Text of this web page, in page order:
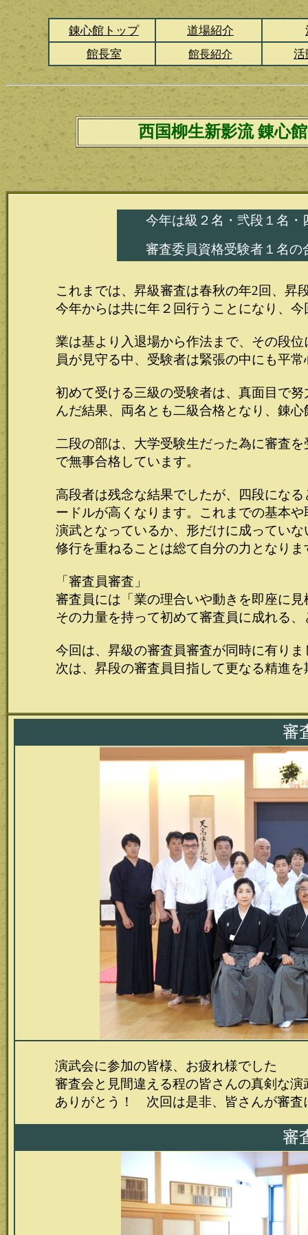
錬心館トップ 道場紹介
館長室
館長紹介 活
西国柳生新影流 錬心
今年は級２名・弐段１名
審査委員資格受験者１名
これまでは、昇級審査は春秋の年2回、昇
今年からは共に年２回行うことになり、
業は基より入退場から作法まで、その段
員が見守る中、受験者は緊張の中にも平
初めて受ける三級の受験者は、真面目で
んだ結果、両名とも二級合格となり、錬
二段の部は、大学受験生だった為に審査
で無事合格しています。
高段者は残念な結果でしたが、四段にな
ードルが高くなります。これまでの基本
演武となっているか、形だけに成ってい
修行を重ねることは総て自分の力となり
「審査員審査」
審査員には「業の理合いや動きを即座に
その力量を持って初めて審査員に成れる
今回は、昇級の審査員審査が同時に有り
次は、昇段の審査員目指して更なる精進を
審
演武会に参加の皆様、お疲れ様でした
審査会と見間違える程の皆さんの真剣な演
ありがとう！ 次回は是非、皆さんが審査に
審